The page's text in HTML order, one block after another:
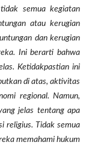
semua kegiatan
atau kerugian
dan kerugian
Ini berarti bahwa
Ketidakpastian ini
di atas, aktivitas
regional. Namun,
jelas tentang apa
religius. Tidak semua
memahami hukum